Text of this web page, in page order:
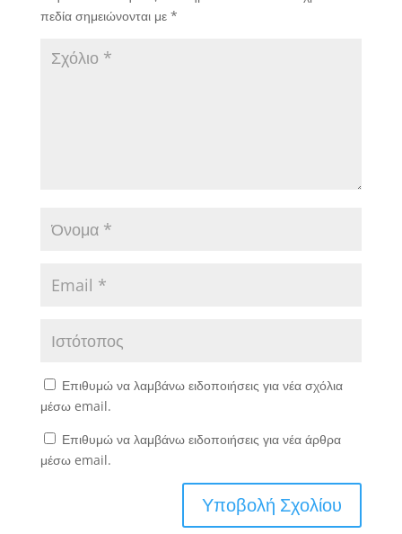
πεδία σημειώνονται με *
Επιθυμώ να λαμβάνω ειδοποιήσεις για νέα σχόλια
μέσω email.
Επιθυμώ να λαμβάνω ειδοποιήσεις για νέα άρθρα
μέσω email.